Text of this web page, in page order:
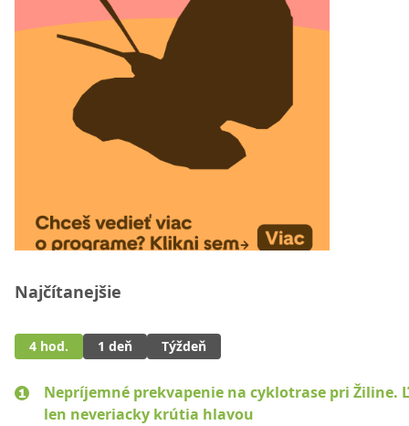
Najčítanejšie
4 hod. 1 deň Týždeň
Nepríjemné prekvapenie na cyklotrase pri Žiline.
len neveriacky krútia hlavou